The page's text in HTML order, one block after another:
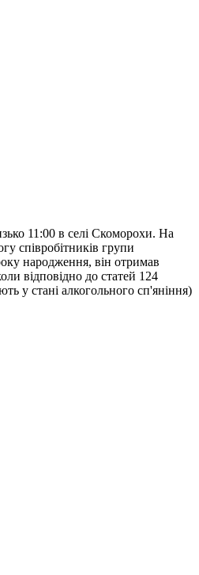
11:00 в селі Скоморохи. На
співробітників групи
народження, він отримав
відповідно до статей 124
у стані алкогольного сп'яніння)